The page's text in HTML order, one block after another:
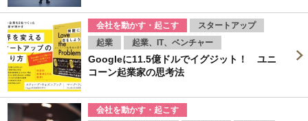
会社を動かす・起こす
スタートアップ
起業
起業、IT、ベンチャー
Googleに11.5億ドルでイグジット！ ユニ
コーン起業家の思考法
会社を動かす・起こす